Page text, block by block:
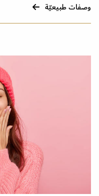
وصفات طبيعيّة